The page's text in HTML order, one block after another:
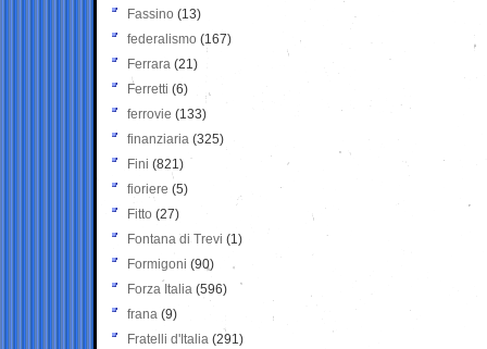
Fassino (13)
federalismo (167)
Ferrara (21)
Ferretti (6)
ferrovie (133)
finanziaria (325)
Fini (821)
fioriere (5)
Fitto (27)
Fontana di Trevi (1)
Formigoni (90)
Forza Italia (596)
frana (9)
Fratelli d'Italia (291)